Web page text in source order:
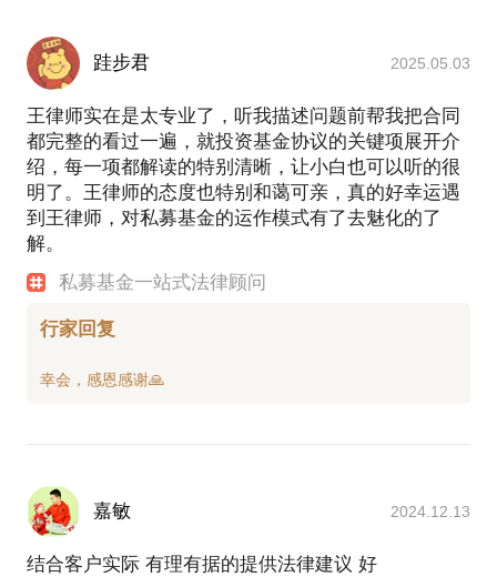
跬步君 2025.05.03
王律师实在是太专业了，听我描述问题前帮我把合同
都完整的看过一遍，就投资基金协议的关键项展开介
绍，每一项都解读的特别清晰，让小白也可以听的很
明了。王律师的态度也特别和蔼可亲，真的好幸运遇
到王律师，对私募基金的运作模式有了去魅化的了
解。
私募基金一站式法律顾问
行家回复
嘉敏 2024.12.13
结合客户实际 有理有据的提供法律建议 好